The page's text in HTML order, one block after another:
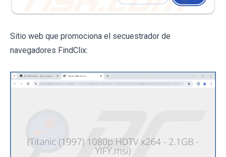
Sitio web que promociona el secuestrador de
navegadores FindClix: